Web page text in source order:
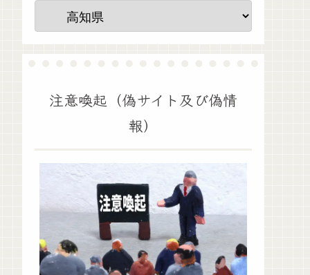
注意喚起（偽サイト及び偽情
報）